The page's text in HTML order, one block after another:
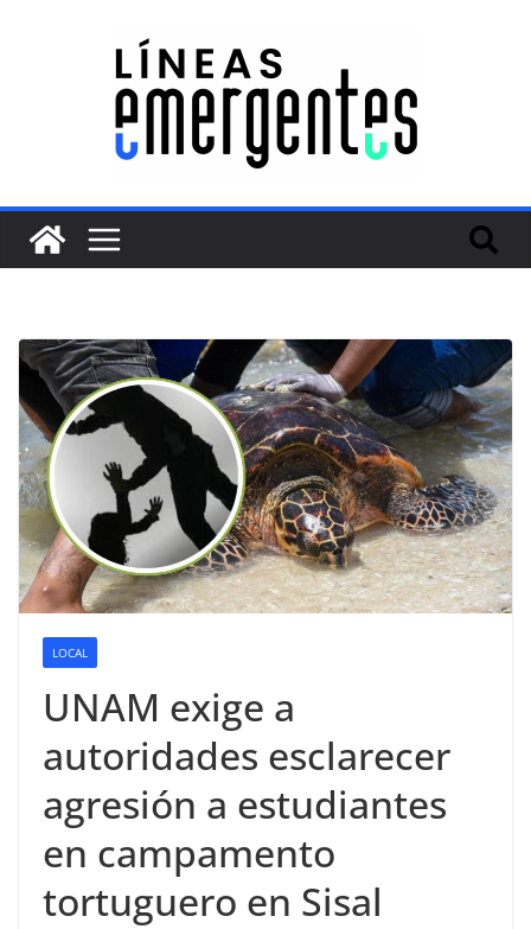
LOCAL
UNAM exige a
autoridades esclarecer
agresión a estudiantes
en campamento
tortuguero en Sisal